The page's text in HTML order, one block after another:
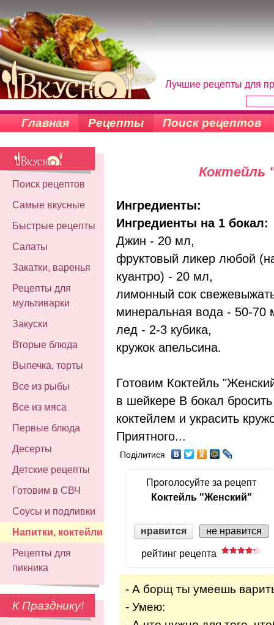
Лучшие рецепты для
Главная Рецепты Поиск рецептов
Поиск рецептов
Самые вкусные
Быстрые рецепты
Салаты
Закатки, варенья
Рецепты для
мультиварки
Закуски
Вторые блюда
Выпечка, торты
Все из рыбы
Все из мяса
Первые блюда
Десерты
Детские рецепты
Готовим в СВЧ
Соусы и подливки
Напитки, коктейли
Рецепты для
пикника
К Празднику!
Коктейль
Ингредиенты:
Ингредиенты на 1 бокал:
Джин - 20 мл,
фруктовый ликер любой
куантро) - 20 мл,
лимонный сок
минеральная вода - 50-70
лед - 2-3 кубика,
кружок апельсина.
Готовим Коктейль
в шейкере В бокал
коктейлем и украсить
Приятного...
Поділитися
Проголосуйте за рецепт
Коктейль "Женский"
нравится не нравится
рейтинг рецепта
- А борщ ты умеешь
- Умею: